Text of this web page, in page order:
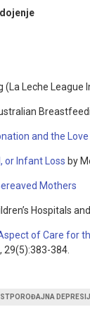
Leche League
and the
or Infant Loss by
Mothers
Hospitals
of Care for
29(5):383-384.